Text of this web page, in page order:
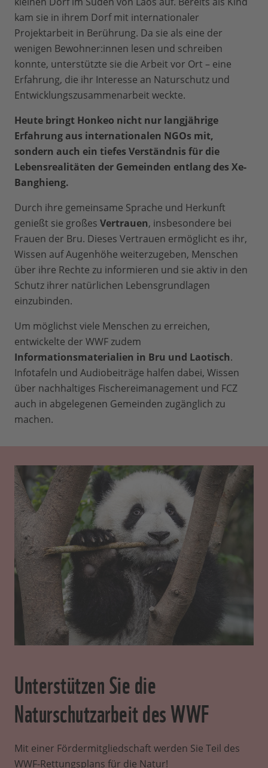
kam sie in ihrem Dorf mit internationaler
Projektarbeit in Berührung. Da sie als eine der
wenigen Bewohner:innen lesen und schreiben
konnte, unterstützte sie die Arbeit vor Ort – eine
Erfahrung, die ihr Interesse an Naturschutz und
Entwicklungszusammenarbeit weckte.
Heute bringt Honkeo nicht nur langjährige
Erfahrung aus internationalen NGOs mit,
sondern auch ein tiefes Verständnis für die
Lebensrealitäten der Gemeinden entlang des Xe-
Banghieng.
Durch ihre gemeinsame Sprache und Herkunft
genießt sie großes Vertrauen, insbesondere bei
Frauen der Bru. Dieses Vertrauen ermöglicht es ihr,
Wissen auf Augenhöhe weiterzugeben, Menschen
über ihre Rechte zu informieren und sie aktiv in den
Schutz ihrer natürlichen Lebensgrundlagen
einzubinden.
Um möglichst viele Menschen zu erreichen,
entwickelte der WWF zudem
Informationsmaterialien in Bru und Laotisch.
Infotafeln und Audiobeiträge halfen dabei, Wissen
über nachhaltiges Fischereimanagement und FCZ
auch in abgelegenen Gemeinden zugänglich zu
machen.
Unterstützen Sie die
Naturschutzarbeit des WWF
Mit einer Fördermitgliedschaft werden Sie Teil des
WWF-Rettungsplans für die Natur!